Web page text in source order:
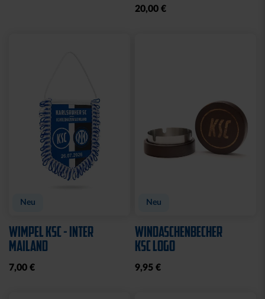
20,00 €
Neu
WIMPEL KSC - INTER
MAILAND
7,00 €
Neu
WINDASCHENBECHER
KSC LOGO
9,95 €